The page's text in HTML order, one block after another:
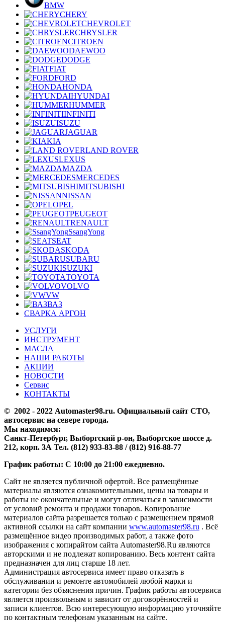
BMW
CHERY
CHEVROLET
CHRYSLER
CITROEN
DAEWOO
DODGE
FIAT
FORD
HONDA
HYUNDAI
HUMMER
INFINITI
ISUZU
JAGUAR
KIA
LAND ROVER
LEXUS
MAZDA
MERCEDES
MITSUBISHI
NISSAN
OPEL
PEUGEOT
RENAULT
SsangYong
SEAT
SKODA
SUBARU
SUZUKI
TOYOTA
VOLVO
VW
ВАЗ
СВАРКА АРГОН
УСЛУГИ
ИНСТРУМЕНТ
МАСЛА
НАШИ РАБОТЫ
АКЦИИ
НОВОСТИ
Сервис
КОНТАКТЫ
© 2002 - 2022 Аutomaster98.ru. Официальный сайт СТО,
автосервис на севере города.
Мы находимся:
Санкт-Петербург, Выборгский р-он, Выборгское шоссе д.
212, корп. 3А Тел. (812) 933-83-88 / (812) 916-88-77
График работы: С 10:00 до 21:00 ежедневно.
Сайт не является публичной офертой. Все размещённые
материалы являются ознакомительными, цены на товары и
работы не окончательные и могут отличаться в зависимости
от условий ремонта и продажи товаров. Копирование
материалов сайта разрешается только с размещением прямой
активной ссылки на сайт компании www.automaster98.ru . Всё
размещённое видео производимых работ, а также фото
изображения с копирайтом сайта Automaster98.Ru являются
авторскими и не подлежат копированию. Весь контент сайта
предназначен для лиц старше 18 лет.
Администрация автосервиса имеет право отказать в
обслуживании и ремонте автомобилей любой марки и
категории без объяснения причин. График работы автосервиса
является произвольным и зависит от договорённостей и
записи клиентов. Всю интересующую информацию уточняйте
по контактным телефонам указанным на сайте.